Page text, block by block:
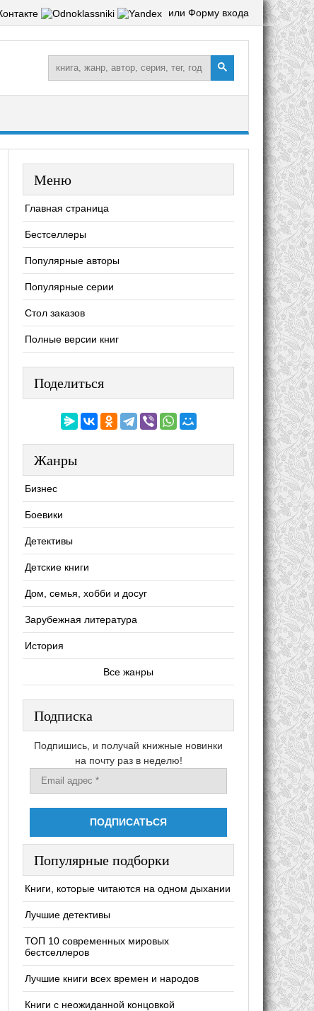
или Форму входа
Меню
Главная страница
Бестселлеры
Популярные авторы
Популярные серии
Стол заказов
Полные версии книг
Поделиться
Жанры
Бизнес
Боевики
Детективы
Детские книги
Дом, семья, хобби и досуг
Зарубежная литература
История
Все жанры
Подписка
Подпишись, и получай книжные новинки
на почту раз в неделю!
Популярные подборки
Книги, которые читаются на одном дыхании
Лучшие детективы
ТОП 10 современных мировых
бестселлеров
Лучшие книги всех времен и народов
Книги с неожиданной концовкой